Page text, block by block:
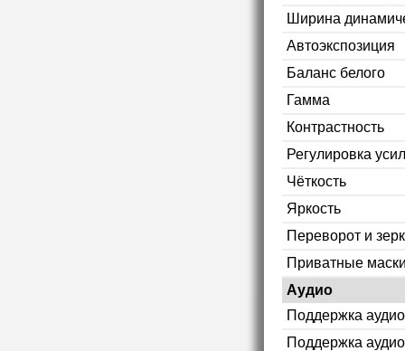
Ширина
Автоэкспозиция
Баланс белого
Гамма
Контрастность
Регулировка
Чёткость
Яркость
Переворот и
Приватные
Аудио
Поддержка аудио
Поддержка